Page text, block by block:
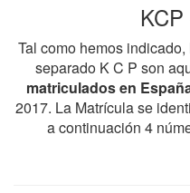
Tal como hemos
separado K C P son
matriculados en
2017. La Matrícula se
a continuación 4